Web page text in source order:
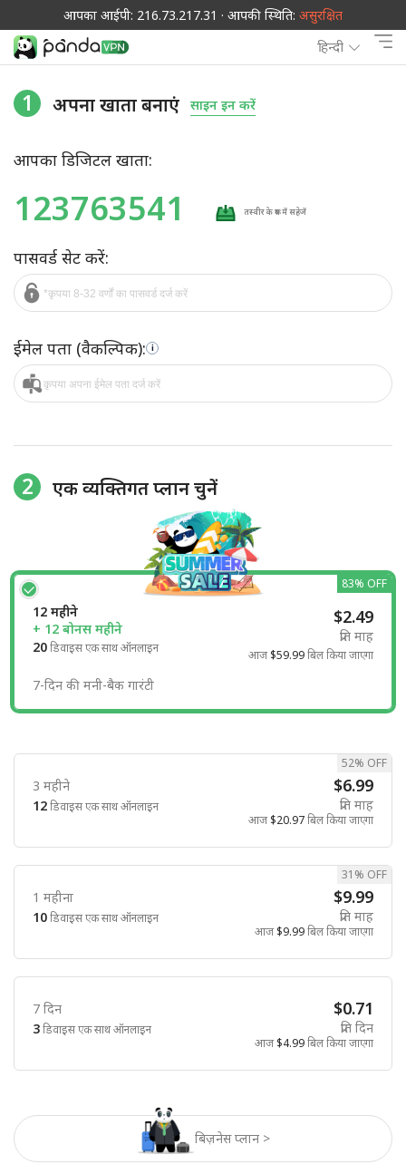
आपका आईपी: 216.73.217.31 · आपकी स्थिति: असुरक्षित
हिन्दी
1 अपना खाता बनाएं साइन इन करें
आपका डिजिटल खाता:
123763541 तस्वीर के रूप में सहेजें
पासवर्ड सेट करें:
ईमेल पता (वैकल्पिक): i
2 एक व्यक्तिगत प्लान चुनें
बिज़नेस प्लान >
12 महीने
+ 12 बोनस महीने
20डिवाइस एक साथ ऑनलाइन
$2.49
प्रति माह
आज$59.99बिल किया जाएगा
83% OFF
7-दिन की मनी-बैक गारंटी
3 महीने
12डिवाइस एक साथ ऑनलाइन
$6.99
प्रति माह
आज$20.97बिल किया जाएगा
52% OFF
1 महीना
10डिवाइस एक साथ ऑनलाइन
$9.99
प्रति माह
आज$9.99बिल किया जाएगा
31% OFF
7 दिन
3डिवाइस एक साथ ऑनलाइन
$0.71
प्रति दिन
आज$4.99बिल किया जाएगा